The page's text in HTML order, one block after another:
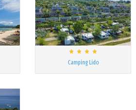
Camping Lido